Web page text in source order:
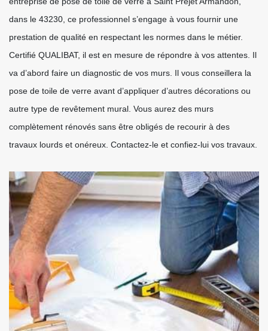
dans le 43230, ce professionnel s’engage à vous fournir une
prestation de qualité en respectant les normes dans le métier.
Certifié QUALIBAT, il est en mesure de répondre à vos attentes. Il
va d’abord faire un diagnostic de vos murs. Il vous conseillera la
pose de toile de verre avant d’appliquer d’autres décorations ou
autre type de revêtement mural. Vous aurez des murs
complètement rénovés sans être obligés de recourir à des
travaux lourds et onéreux. Contactez-le et confiez-lui vos travaux.